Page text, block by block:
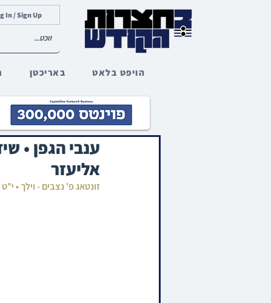
הויפט בלאט באריכטן
In / Sign Up
ענבי הגפן •
אליעזר‎
זונטאג פ' נצבים - וילך •